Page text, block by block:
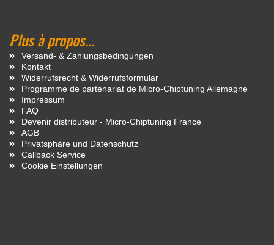
Plus à propos...
Versand- & Zahlungsbedingungen
Kontakt
Widerrufsrecht & Widerrufsformular
Programme de partenariat de Micro-Chiptuning Allemagne
Impressum
FAQ
Devenir distributeur - Micro-Chiptuning France
AGB
Privatsphäre und Datenschutz
Callback Service
Cookie Einstellungen